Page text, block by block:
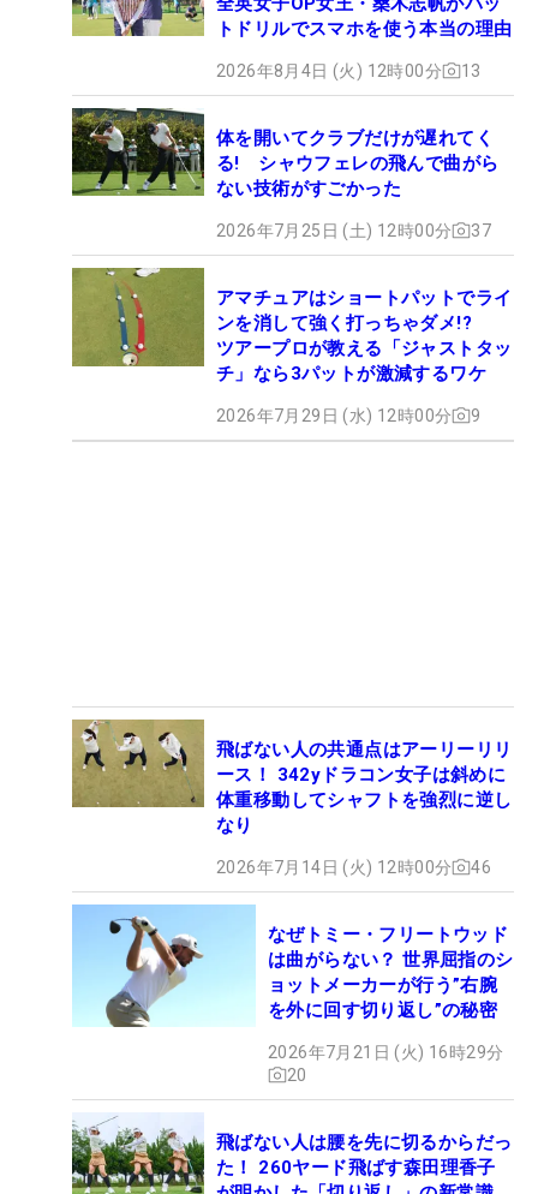
トドリルでスマホを使う本当の理由
2026年8月4日 (火) 12時00分 13
体を開いてクラブだけが遅れてく
る! シャウフェレの飛んで曲がら
ない技術がすごかった
2026年7月25日 (土) 12時00分 37
アマチュアはショートパットでライ
ンを消して強く打っちゃダメ!?
ツアープロが教える「ジャストタッ
チ」なら3パットが激減するワケ
2026年7月29日 (水) 12時00分 9
飛ばない人の共通点はアーリーリリ
ース！ 342yドラコン女子は斜めに
体重移動してシャフトを強烈に逆し
なり
2026年7月14日 (火) 12時00分 46
なぜトミー・フリートウッド
は曲がらない？ 世界屈指のシ
ョットメーカーが行う”右腕
を外に回す切り返し”の秘密
2026年7月21日 (火) 16時29分
20
飛ばない人は腰を先に切るからだっ
た！ 260ヤード飛ばす森田理香子